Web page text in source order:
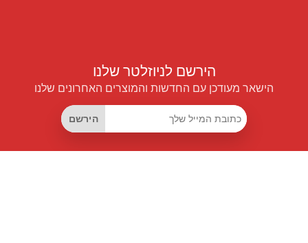
הירשם לניוזלטר שלנו
הישאר מעודכן עם החדשות והמוצרים האחרונים שלנו
הירשם